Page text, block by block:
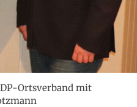
Ortsverband mit